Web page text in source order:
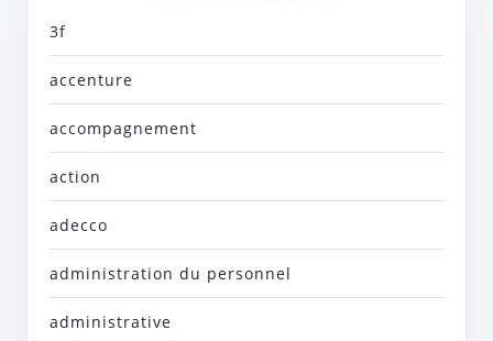
3f
accenture
accompagnement
action
adecco
administration du personnel
administrative